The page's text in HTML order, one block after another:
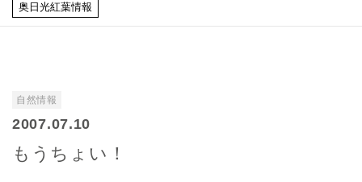
奥日光紅葉情報
自然情報
2007.07.10
もうちょい！